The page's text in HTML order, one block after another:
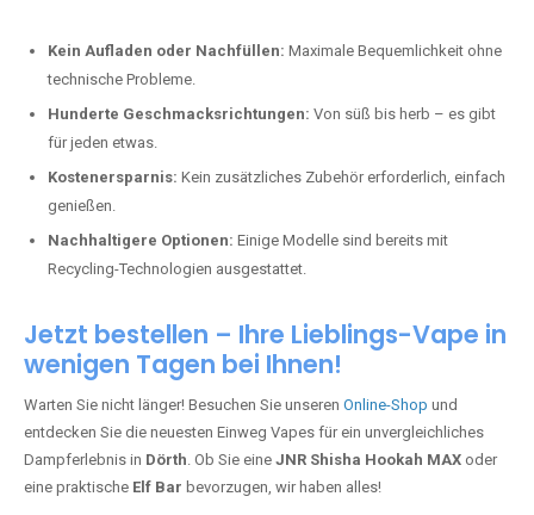
Kein Aufladen oder Nachfüllen: Maximale Bequemlichkeit ohne
technische Probleme.
Hunderte Geschmacksrichtungen: Von süß bis herb – es gibt
für jeden etwas.
Kostenersparnis: Kein zusätzliches Zubehör erforderlich, einfach
genießen.
Nachhaltigere Optionen: Einige Modelle sind bereits mit
Recycling-Technologien ausgestattet.
Jetzt bestellen – Ihre Lieblings-Vape in
wenigen Tagen bei Ihnen!
Warten Sie nicht länger! Besuchen Sie unseren Online-Shop und
entdecken Sie die neuesten Einweg Vapes für ein unvergleichliches
Dampferlebnis in Dörth. Ob Sie eine JNR Shisha Hookah MAX oder
eine praktische Elf Bar bevorzugen, wir haben alles!